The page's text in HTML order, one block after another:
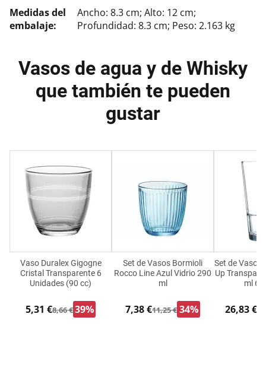
Medidas del
embalaje:
Ancho: 8.3 cm; Alto: 12 cm;
Profundidad: 8.3 cm; Peso: 2.163 kg
Vasos de agua y de Whisky
que también te pueden
gustar
Vaso Duralex Gigogne
Cristal Transparente 6
Unidades (90 cc)
5,31 €8,66 €39%
Set de Vasos Bormioli
Rocco Line Azul Vidrio 290
ml
7,38 €11,25 € 34%
Set de Vasos
Up
ml 6
26,83 €